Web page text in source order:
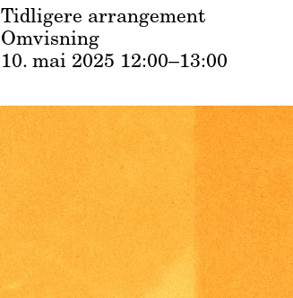
Tidligere arrangement
Omvisning
10. mai 2025 12:00–13:00